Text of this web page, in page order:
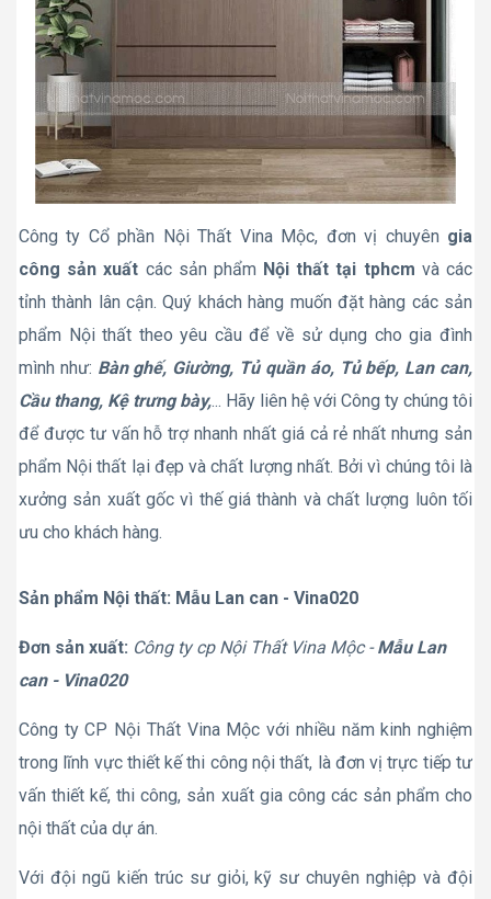
Công ty Cổ phần Nội Thất Vina Mộc, đơn vị chuyên gia
công sản xuất các sản phẩm Nội thất tại tphcm và các
tỉnh thành lân cận. Quý khách hàng muốn đặt hàng các sản
phẩm Nội thất theo yêu cầu để về sử dụng cho gia đình
mình như: Bàn ghế, Giường, Tủ quần áo, Tủ bếp, Lan can,
Cầu thang, Kệ trưng bày,... Hãy liên hệ với Công ty chúng tôi
để được tư vấn hỗ trợ nhanh nhất giá cả rẻ nhất nhưng sản
phẩm Nội thất lại đẹp và chất lượng nhất. Bởi vì chúng tôi là
xưởng sản xuất gốc vì thế giá thành và chất lượng luôn tối
ưu cho khách hàng.
Sản phẩm Nội thất: Mẫu Lan can - Vina020
Đơn sản xuất: Công ty cp Nội Thất Vina Mộc -Mẫu Lan
can - Vina020
Công ty CP Nội Thất Vina Mộc với nhiều năm kinh nghiệm
trong lĩnh vực thiết kế thi công nội thất, là đơn vị trực tiếp tư
vấn thiết kế, thi công, sản xuất gia công các sản phẩm cho
nội thất của dự án.
Với đội ngũ kiến trúc sư giỏi, kỹ sư chuyên nghiệp và đội